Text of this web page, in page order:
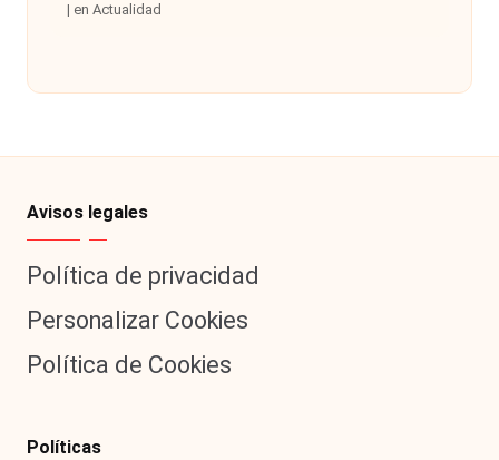
| en Actualidad
Avisos legales
Política de privacidad
Personalizar Cookies
Política de Cookies
Políticas